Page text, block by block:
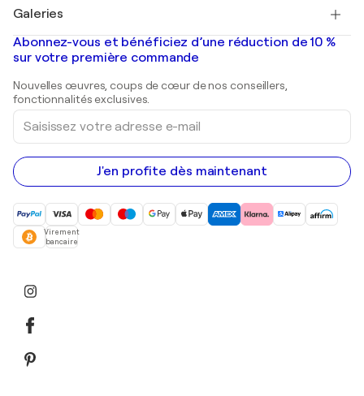
Banksy
Mr. Brainwash
Shepard Fairey
Tableaux abstraits à vendre
Peintures de paysage
Estampes
Peintures acryliques
Galeries
Galeries d'art en France
Galeries d'art en Belgique
Abonnez-vous et bénéficiez d’une réduction de 10 %
sur votre première commande
Nouvelles œuvres, coups de cœur de nos conseillers,
fonctionnalités exclusives.
Saisissez
votre
adresse
e-
mail
J'en profite dès maintenant
Virement
bancaire